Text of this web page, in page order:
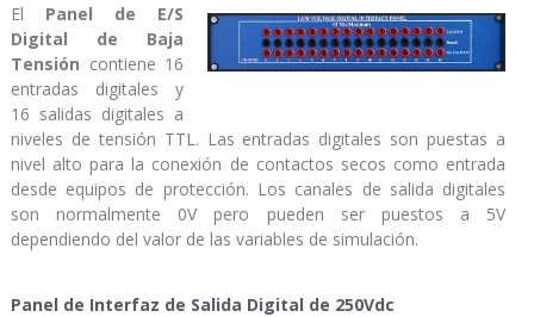
El Panel de E/S
Digital de Baja
Tensión contiene 16
entradas digitales y
16 salidas digitales a
niveles de tensión TTL. Las entradas digitales son puestas a
nivel alto para la conexión de contactos secos como entrada
desde equipos de protección. Los canales de salida digitales
son normalmente 0V pero pueden ser puestos a 5V
dependiendo del valor de las variables de simulación.
Panel de Interfaz de Salida Digital de 250Vdc